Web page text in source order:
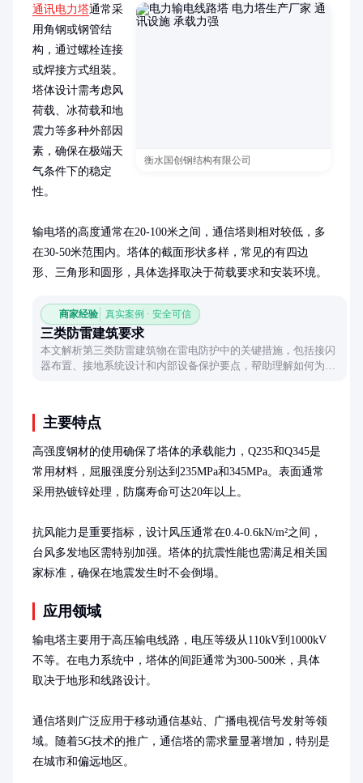
衡水国创钢结构有限公司
通讯电力塔通常采
用角钢或钢管结
构，通过螺栓连接
或焊接方式组装。
塔体设计需考虑风
荷载、冰荷载和地
震力等多种外部因
素，确保在极端天
气条件下的稳定
性。
输电塔的高度通常在20-100米之间，通信塔则相对较低，多
在30-50米范围内。塔体的截面形状多样，常见的有四边
形、三角形和圆形，具体选择取决于荷载要求和安装环境。
商家经验 真实案例 · 安全可信
三类防雷建筑要求
本文解析第三类防雷建筑物在雷电防护中的关键措施，包括接闪
器布置、接地系统设计和内部设备保护要点，帮助理解如何为低
主要特点
高强度钢材的使用确保了塔体的承载能力，Q235和Q345是
常用材料，屈服强度分别达到235MPa和345MPa。表面通常
采用热镀锌处理，防腐寿命可达20年以上。
抗风能力是重要指标，设计风压通常在0.4-0.6kN/m²之间，
台风多发地区需特别加强。塔体的抗震性能也需满足相关国
家标准，确保在地震发生时不会倒塌。
应用领域
输电塔主要用于高压输电线路，电压等级从110kV到1000kV
不等。在电力系统中，塔体的间距通常为300-500米，具体
取决于地形和线路设计。
通信塔则广泛应用于移动通信基站、广播电视信号发射等领
域。随着5G技术的推广，通信塔的需求量显著增加，特别是
在城市和偏远地区。